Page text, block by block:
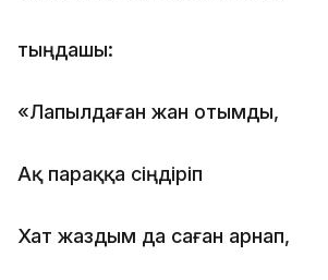
тыңдашы:
«Лапылдаған жан отымды,
Ақ параққа сіңдіріп
Хат жаздым да саған арнап,